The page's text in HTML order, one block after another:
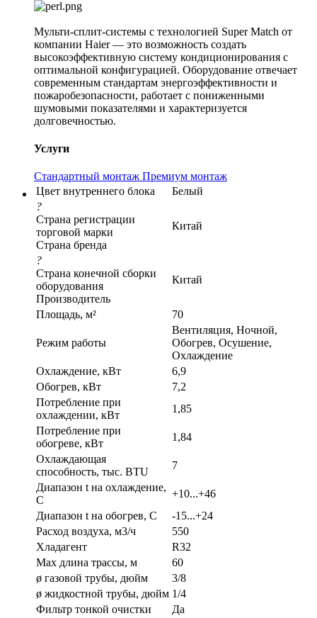
Мульти-сплит-системы с технологией Super Match от
компании Haier — это возможность создать
высокоэффективную систему кондиционирования с
оптимальной конфигурацией. Оборудование отвечает
современным стандартам энергоэффективности и
пожаробезопасности, работает с пониженными
шумовыми показателями и характеризуется
долговечностью.
Услуги
Стандартный монтаж Премиум монтаж
Цвет внутреннего блока
Белый
?
Страна регистрации
торговой марки
Страна бренда
Китай
?
Страна конечной сборки
оборудования
Производитель
Китай
Площадь, м² 70
Режим работы
Вентиляция, Ночной,
Обогрев, Осушение,
Охлаждение
Охлаждение, кВт
6,9
Обогрев, кВт
7,2
Потребление при
охлаждении, кВт
1,85
Потребление при
обогреве, кВт
1,84
Охлаждающая
способность, тыс. BTU
7
Диапазон t на охлаждение,
С
+10...+46
Диапазон t на обогрев, С
-15...+24
Расход воздуха, м3/ч
550
Хладагент
R32
Max длина трассы, м
60
ø газовой трубы, дюйм
3/8
ø жидкостной трубы, дюйм 1/4
Фильтр тонкой очистки
Да